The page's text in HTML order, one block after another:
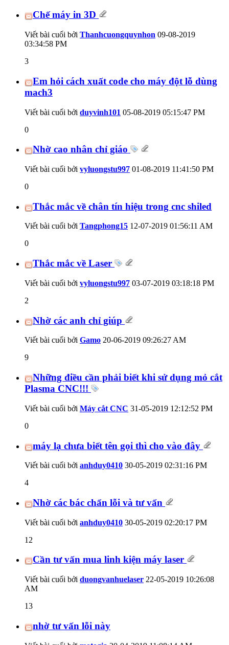
Chế máy in 3D
Viết bài cuối bởi Thanhcuongquynhon 09-08-2019
03:34:58 PM
3
Em hỏi cách xuất code cho máy đột lỗ dùng
mach3
Viết bài cuối bởi duyvinh101 05-08-2019 05:15:47 PM
0
Nhờ cao nhân chỉ giáo
Viết bài cuối bởi vyluongstu997 01-08-2019 11:41:50 PM
0
Thắc mắc về chân tín hiệu trong cnc shiled
Viết bài cuối bởi Tangphong15 12-07-2019 01:56:11 AM
0
Thắc mắc về Laser
Viết bài cuối bởi vyluongstu997 03-07-2019 03:18:18 PM
2
Nhờ các anh chỉ giúp
Viết bài cuối bởi Gamo 20-06-2019 09:26:27 AM
9
Những điều cần phải biết khi sử dụng mỏ cắt
Plasma CNC!!!
Viết bài cuối bởi Máy cắt CNC 31-05-2019 12:12:52 PM
0
máy lạ chưa biết tên gọi thì cho vào đây
Viết bài cuối bởi anhduy0410 30-05-2019 02:31:16 PM
4
Nhờ các bác chẩn lỗi và tư vấn
Viết bài cuối bởi anhduy0410 30-05-2019 02:20:17 PM
12
Cần tư vấn mua linh kiện máy laser
Viết bài cuối bởi duongvanhuelaser 22-05-2019 10:26:08
AM
13
nhờ tư vấn lỗi này